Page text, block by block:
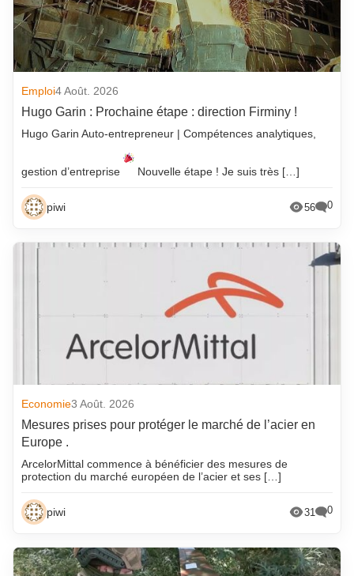
Emploi4 Août. 2026
Hugo Garin : Prochaine étape : direction Firminy !
Hugo Garin Auto-entrepreneur | Compétences analytiques,
gestion d’entreprise Nouvelle étape ! Je suis très […]
piwi 56 0
Economie3 Août. 2026
Mesures prises pour protéger le marché de l’acier en
Europe .
ArcelorMittal commence à bénéficier des mesures de
protection du marché européen de l’acier et ses […]
piwi 31 0